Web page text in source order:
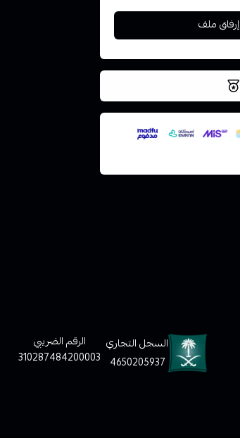
إرفاق ملف
نتميز بلجودة والتخزين الامن
السجل التجاري
4650205937
الرقم الضريبي
310287484200003